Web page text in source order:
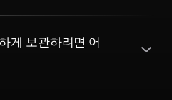
게 보관하려면 어